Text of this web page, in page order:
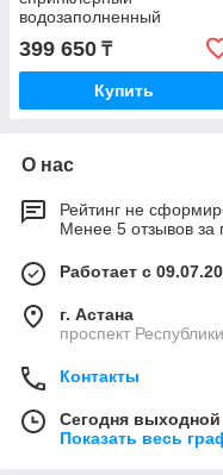
водозаполненный
"Шалтан" Производитель
ЗАО «ПО
«Спецавтоматика», Бийск
399 650 ₸
Купить
О нас
Рейтинг не
Менее 5 отзывов за
Работает с
г. Астана
проспект
Контакты
Сегодня выходной
Показать весь